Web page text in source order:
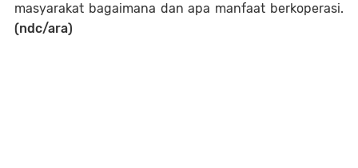
masyarakat bagaimana dan apa manfaat berkoperasi.
(ndc/ara)